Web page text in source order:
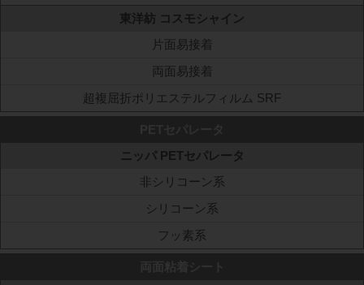
東洋紡 コスモシャイン
片面易接着
両面易接着
超複屈折ポリエステルフィルム SRF
ニッパ PETセパレータ
非シリコーン系
シリコーン系
フッ素系